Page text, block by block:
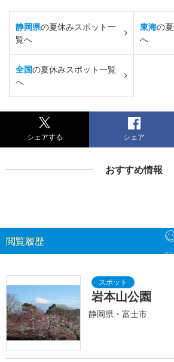
静岡県の夏休みスポット一
覧へ
東海の
へ
全国の夏休みスポット一覧
へ
シェアする シェア
おすすめ情報
閲覧履歴
岩本山公園
静岡県・富士市